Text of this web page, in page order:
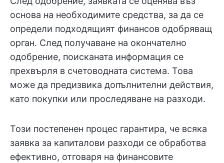
основа на необходимите средства, за да се
определи подходящият финансов одобряващ
орган. След получаване на окончателно
одобрение, поисканата информация се
прехвърля в счетоводната система. Това
може да предизвика допълнителни действия,
като покупки или проследяване на разходи.
Този постепенен процес гарантира, че всяка
заявка за капиталови разходи се обработва
ефективно, отговаря на финансовите